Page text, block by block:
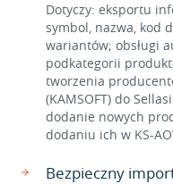
Dotyczy: eksportu
symbol, nazwa, kod
wariantów; obsługi
podkategorii
tworzenia
(KAMSOFT) do
dodanie nowych
dodaniu ich w KS-
Bezpieczny